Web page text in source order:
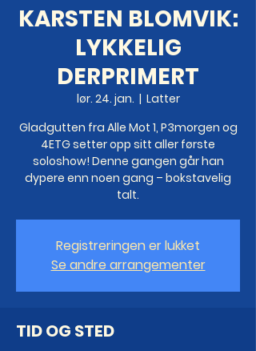
KARSTEN BLOMVIK:
LYKKELIG
DERPRIMERT
lør. 24. jan.
  |
Latter
Gladgutten fra Alle Mot 1, P3morgen og
4ETG setter opp sitt aller første
soloshow! Denne gangen går han
dypere enn noen gang – bokstavelig
talt.
Registreringen er lukket
Se andre arrangementer
TID OG STED